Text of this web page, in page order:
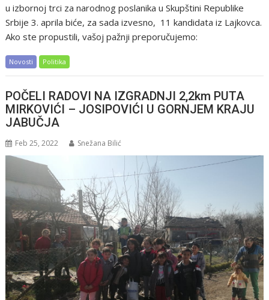
u izbornoj trci za narodnog poslanika u Skupštini Republike
Srbije 3. aprila biće, za sada izvesno, 11 kandidata iz Lajkovca.
Ako ste propustili, vašoj pažnji preporučujemo:
Novosti Politika
POČELI RADOVI NA IZGRADNJI 2,2km PUTA
MIRKOVIĆI – JOSIPOVIĆI U GORNJEM KRAJU
JABUČJA
Feb 25, 2022 Snežana Bilić